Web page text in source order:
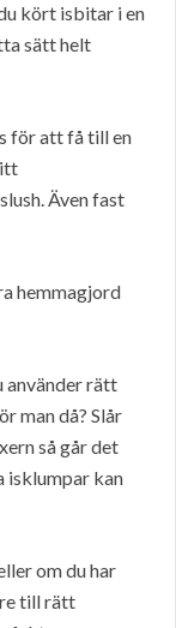
kört isbitar i en
sätt helt
för att få till en
Även fast
hemmagjord
använder rätt
man då? Slår
så går det
isklumpar kan
om du har
till rätt